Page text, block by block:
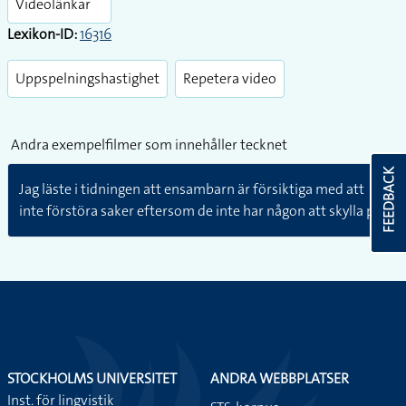
Videolänkar
Lexikon-ID:16316
Uppspelningshastighet Repetera video
Andra exempelfilmer som innehåller tecknet
Jag läste i tidningen att ensambarn är försiktiga med att
inte förstöra saker eftersom de inte har någon att skylla på.FEEDBACK
STOCKHOLMS UNIVERSITET
Inst. för lingvistik
ANDRA WEBBPLATSER